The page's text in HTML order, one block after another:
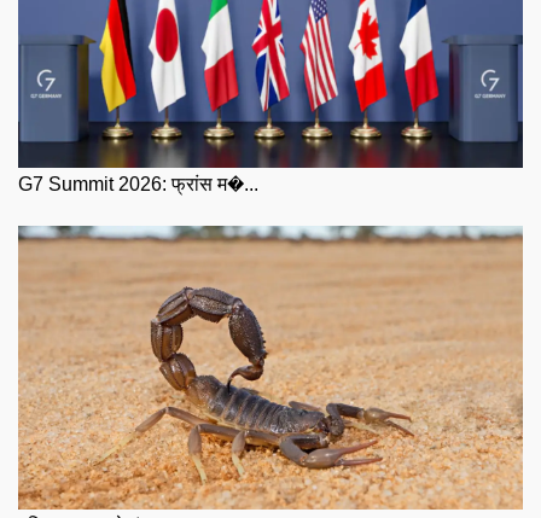
G7 Summit 2026: फ्रांस म�...